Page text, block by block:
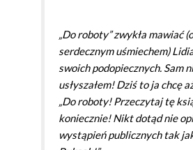
„Do roboty” zwykła mawiać
serdecznym uśmiechem)
swoich podopiecznych. Sam
usłyszałem! Dziś to ja chcę
„Do roboty! Przeczytaj tę
koniecznie! Nikt dotąd nie
wystąpień publicznych tak